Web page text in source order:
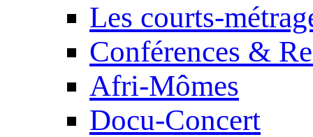
Les courts-
Conférences &
Afri-Mômes
Docu-Concert